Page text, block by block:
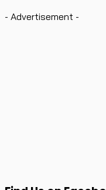
- Advertisement -